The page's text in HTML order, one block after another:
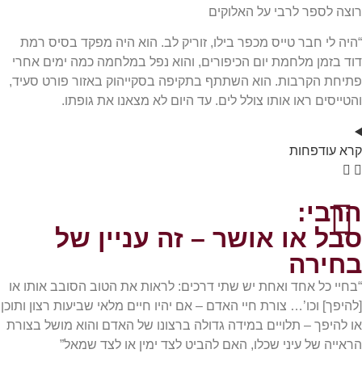
רוצה לספר לרבי על האלוקים
“היה לי חבר טייס מכפר בילו, זוריק לב. הוא היה מפקד בסיס רמת
דוד בזמן מלחמת יום הכיפורים, והוא נפל במלחמה כמה ימים אחרי
פתיחת הקרבות. הוא השתתף בתקיפה בסקייהוק באזור פורט סעיד,
והטייסים ראו אותו צולל לים. עד היום לא מצאנו את גופתו.
קרא עודפחות
הרבי:
סבל או אושר – זה עניין של
בחירה
“בחיי כל אחד ואחת יש שתי דרכים: לראות את הטוב הסובב אותו או
[להיפך] וכו’… צורת חיי האדם – אם יהיו חיים מלאי שביעות רצון ותוכן
או להיפך – תלויים במידה גדולה ברצונו של האדם והוא מושל בצורת
הראייה של עיני שכלו, האם להביט לצד ימין או לצד שמאל”